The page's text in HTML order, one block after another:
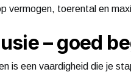
vermogen, toerental en
– goed
is een vaardigheid die je